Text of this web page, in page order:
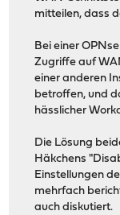
mitteilen, dass
Bei einer
Zugriffe auf
einer anderen
betroffen, und
hässlicher
Die Lösung
Häkchens
Einstellungen
mehrfach
auch diskutiert.